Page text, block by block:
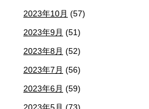
2023年10月 (57)
2023年9月 (51)
2023年8月 (52)
2023年7月 (56)
2023年6月 (59)
2023年5月 (73)